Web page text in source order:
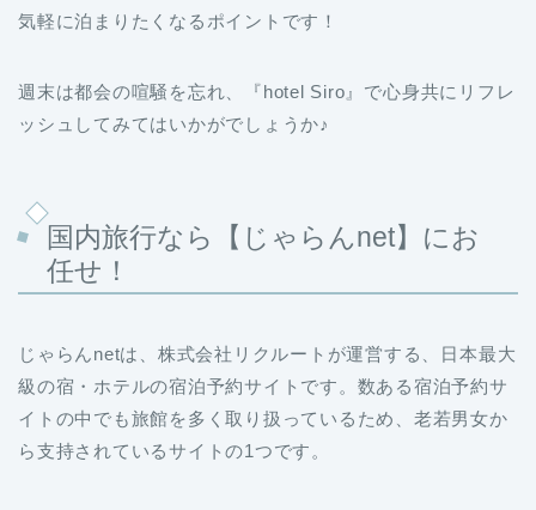
気軽に泊まりたくなるポイントです！
週末は都会の喧騒を忘れ、『hotel Siro』で心身共にリフレ
ッシュしてみてはいかがでしょうか♪
国内旅行なら【じゃらんnet】にお
任せ！
じゃらんnetは、株式会社リクルートが運営する、日本最大
級の宿・ホテルの宿泊予約サイトです。数ある宿泊予約サ
イトの中でも旅館を多く取り扱っているため、老若男女か
ら支持されているサイトの1つです。